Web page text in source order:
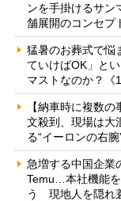
ンを手掛けるサ
舗展開のコンセプ
猛暑のお葬式で悩
ていけばOK」と
マストなのか？《
【納車時に複数
文殺到、現場は
る“イーロンの右腕
急増する中国企業
Temu…本社機能
う 現地人を隠れ